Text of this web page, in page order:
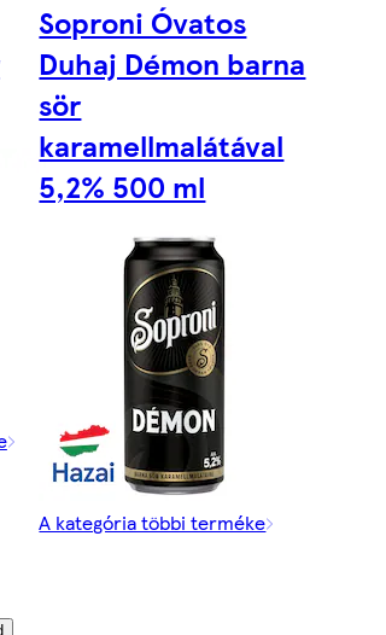
Soproni Óvatos
Duhaj Démon barna
sör
karamellmalátával
5,2% 500 ml
A kategória többi terméke